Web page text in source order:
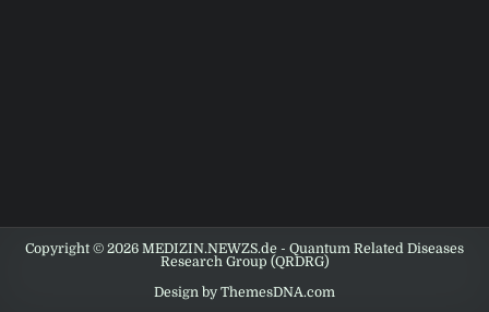
Copyright © 2026 MEDIZIN.NEWZS.de - Quantum Related Diseases
Research Group (QRDRG)
Design by ThemesDNA.com